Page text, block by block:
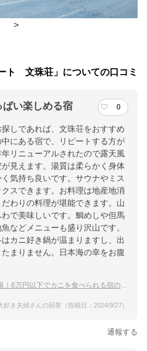
時間
歩3分
提供：楽天トラベル
ラベルで
を詳しく見る
>
ト 文珠荘」についての口コミ
ぱい楽しめる宿 0
しであれば、文珠荘をおすすめ
にある宿で、リピートする方が
リニューアルされたので露天風
見えます。湯質は柔らかく身体
気持ち良いです。サウナやミス
スできます。お料理は地産地消
わりの料理が堪能できます。山
で美味しいです。鯛めしや但馬
などメニューも盛り沢山です。
カニ好き鍋が温まりますし、出
まりません。日本海の幸をお腹
6万円以下でカニを食べられる宿のおすすめは？
好き夫婦さんの回答（投稿日：2024/9/27）
通報する